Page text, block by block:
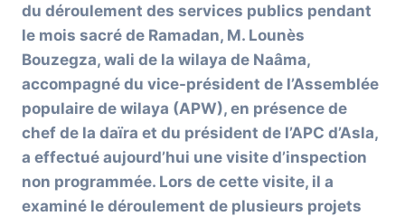
du déroulement des services publics pendant
le mois sacré de Ramadan, M. Lounès
Bouzegza, wali de la wilaya de Naâma,
accompagné du vice-président de l’Assemblée
populaire de wilaya (APW), en présence de
chef de la daïra et du président de l’APC d’Asla,
a effectué aujourd’hui une visite d’inspection
non programmée. Lors de cette visite, il a
examiné le déroulement de plusieurs projets